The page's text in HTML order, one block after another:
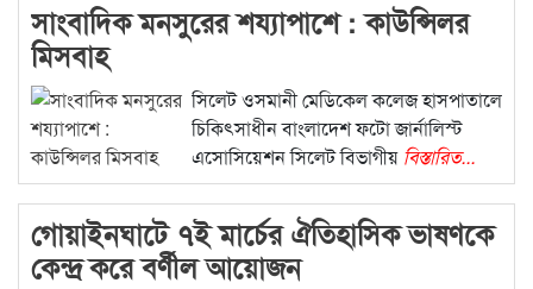
সাংবাদিক মনসুরের শয্যাপাশে : কাউন্সিলর
মিসবাহ
সিলেট ওসমানী মেডিকেল কলেজ হাসপাতালে
চিকিৎসাধীন বাংলাদেশ ফটো জার্নালিস্ট
এসোসিয়েশন সিলেট বিভাগীয় বিস্তারিত...
গোয়াইনঘাটে ৭ই মার্চের ঐতিহাসিক ভাষণকে
কেন্দ্র করে বর্ণীল আয়োজন